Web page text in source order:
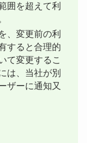
囲を超えて利
、変更前の利
すると合理的
て変更するこ
は、当社が別
ザーに通知又